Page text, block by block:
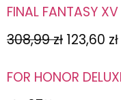
FINAL FANTASY
308,99 zł 123,60
FOR HONOR